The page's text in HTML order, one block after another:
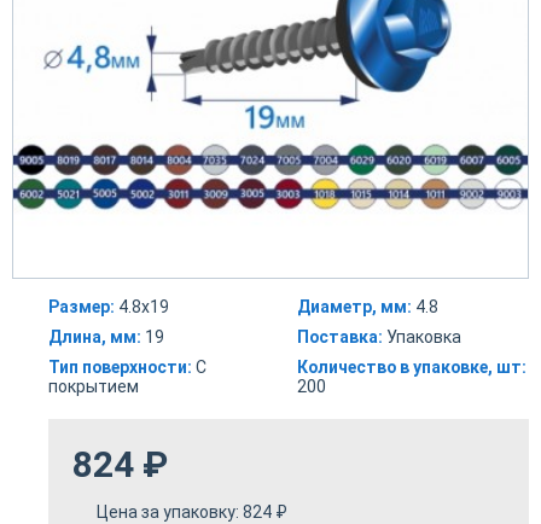
Размер: 4.8х19
Длина, мм: 19
Тип поверхности: С
покрытием
Диаметр, мм: 4.8
Поставка: Упаковка
Количество в упаковке, шт:
200
824 ₽
Цена за упаковку: 824 ₽